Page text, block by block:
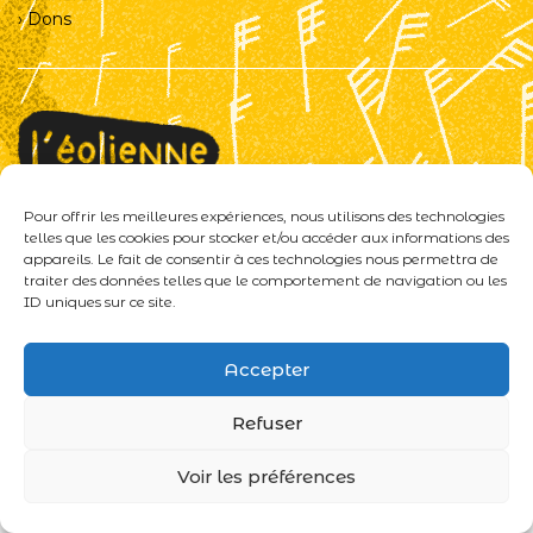
Pour offrir les meilleures expériences, nous utilisons des technologies
telles que les cookies pour stocker et/ou accéder aux informations des
appareils. Le fait de consentir à ces technologies nous permettra de
traiter des données telles que le comportement de navigation ou les
ID uniques sur ce site.
Accepter
Refuser
Voir les préférences
L'éolienne
5 rue Méolan et du père Blaize
13001 MARSEILLE
Mail. contact@leolienne-marseille.fr
Dons